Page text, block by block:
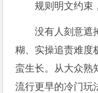
规则明文约束
没有人刻意遮
糊、实操追责难度
蛮生长。从大众熟
流行更早的冷门玩